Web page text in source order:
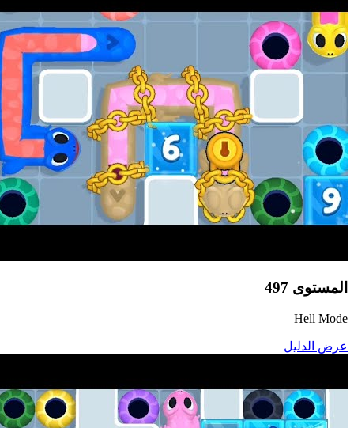
المستوى 497
Hell Mode
عرض الدليل